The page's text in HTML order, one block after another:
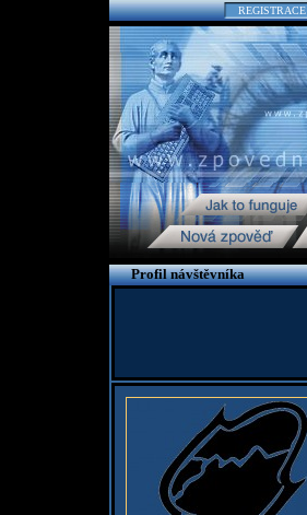
REGISTRACE
Profil návštěvníka